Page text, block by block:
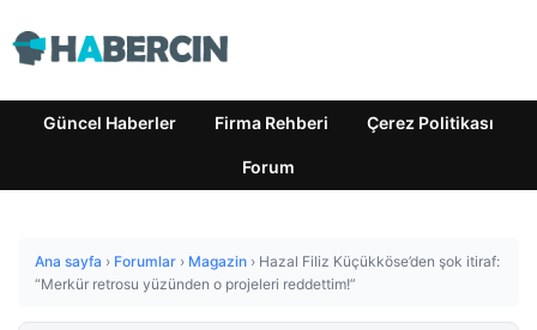
Güncel Haberler Firma Rehberi Çerez Politikası
Forum
Ana sayfa › Forumlar › Magazin › Hazal Filiz Küçükköse’den şok itiraf:
“Merkür retrosu yüzünden o projeleri reddettim!”